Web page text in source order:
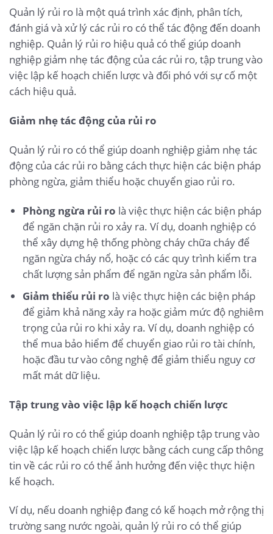
Quản lý rủi ro là một quá trình xác định, phân tích,
đánh giá và xử lý các rủi ro có thể tác động đến doanh
nghiệp. Quản lý rủi ro hiệu quả có thể giúp doanh
nghiệp giảm nhẹ tác động của các rủi ro, tập trung vào
việc lập kế hoạch chiến lược và đối phó với sự cố một
cách hiệu quả.
Giảm nhẹ tác động của rủi ro
Quản lý rủi ro có thể giúp doanh nghiệp giảm nhẹ tác
động của các rủi ro bằng cách thực hiện các biện pháp
phòng ngừa, giảm thiểu hoặc chuyển giao rủi ro.
Phòng ngừa rủi ro là việc thực hiện các biện pháp
để ngăn chặn rủi ro xảy ra. Ví dụ, doanh nghiệp có
thể xây dựng hệ thống phòng cháy chữa cháy để
ngăn ngừa cháy nổ, hoặc có các quy trình kiểm tra
chất lượng sản phẩm để ngăn ngừa sản phẩm lỗi.
Giảm thiểu rủi ro là việc thực hiện các biện pháp
để giảm khả năng xảy ra hoặc giảm mức độ nghiêm
trọng của rủi ro khi xảy ra. Ví dụ, doanh nghiệp có
thể mua bảo hiểm để chuyển giao rủi ro tài chính,
hoặc đầu tư vào công nghệ để giảm thiểu nguy cơ
mất mát dữ liệu.
Tập trung vào việc lập kế hoạch chiến lược
Quản lý rủi ro có thể giúp doanh nghiệp tập trung vào
việc lập kế hoạch chiến lược bằng cách cung cấp thông
tin về các rủi ro có thể ảnh hưởng đến việc thực hiện
kế hoạch.
Ví dụ, nếu doanh nghiệp đang có kế hoạch mở rộng thị
trường sang nước ngoài, quản lý rủi ro có thể giúp